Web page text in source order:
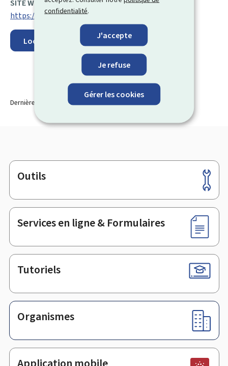
confidentialité.
J'accepte
Je refuse
Gérer les cookies
SITE WEB :
https://inpa.public.lu/fr.html
Localisez sur la carte
Dernière modification le
Pied
de
page
Outils
Services en ligne & Formulaires
Tutoriels
Organismes